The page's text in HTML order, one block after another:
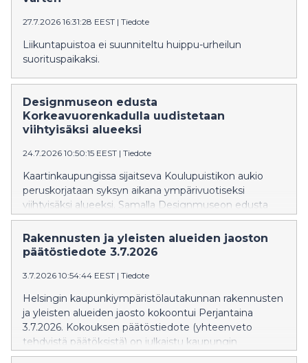
27.7.2026 16:31:28 EEST | Tiedote
Liikuntapuistoa ei suunniteltu huippu-urheilun
suorituspaikaksi.
Designmuseon edusta
Korkeavuorenkadulla uudistetaan
viihtyisäksi alueeksi
24.7.2026 10:50:15 EEST | Tiedote
Kaartinkaupungissa sijaitseva Koulupuistikon aukio
peruskorjataan syksyn aikana ympärivuotiseksi
viihtyisäksi alueeksi. Samalla Designmuseon edusta
Korkeavuorenkadulla ja Merimiehenkadulla
rauhoitetaan aiempaa kävelijäystävällisemmäksi, ja
katujen kunnallistekniikkaa uusitaan.
Rakennusten ja yleisten alueiden jaoston
päätöstiedote 3.7.2026
3.7.2026 10:54:44 EEST | Tiedote
Helsingin kaupunkiympäristölautakunnan rakennusten
ja yleisten alueiden jaosto kokoontui Perjantaina
3.7.2026. Kokouksen päätöstiedote (yhteenveto
tehdyistä päätöksistä) on julkaistu kaupungin
verkkosivuilla: Päätöstiedote » Päätöstiedote näkyy